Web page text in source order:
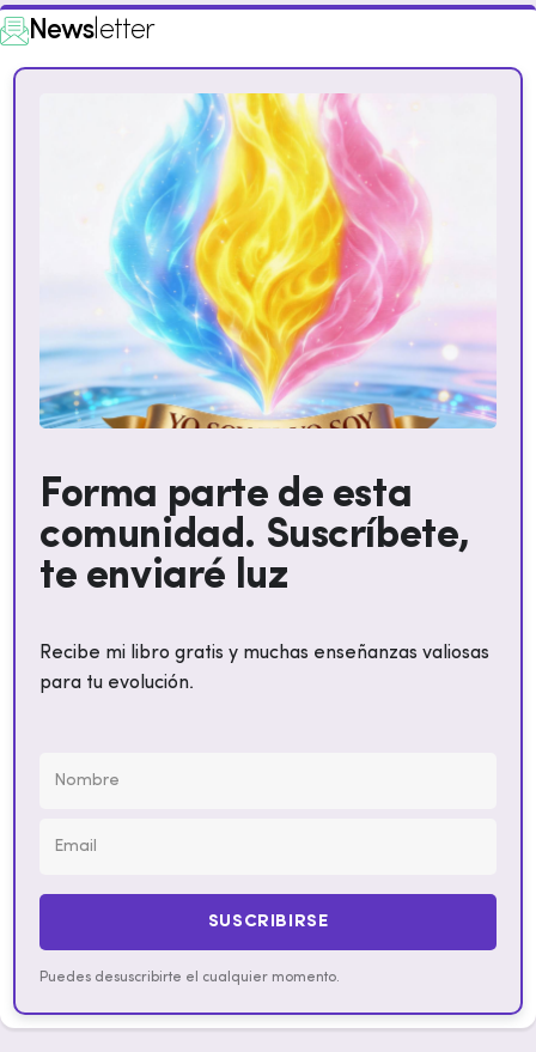
Newsletter
Forma parte de esta
comunidad. Suscríbete,
te enviaré luz
Recibe mi libro gratis y muchas enseñanzas valiosas
para tu evolución.
SUSCRIBIRSE
Puedes desuscribirte el cualquier momento.